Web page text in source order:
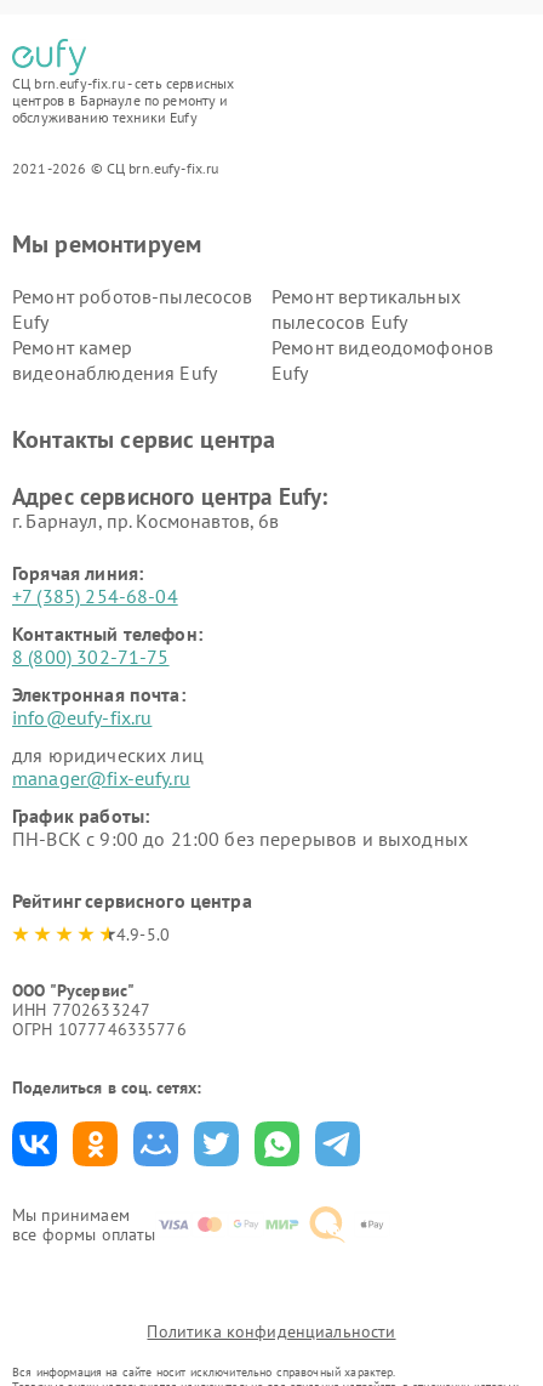
СЦ brn.eufy-fix.ru - сеть сервисных
центров в Барнауле по ремонту и
обслуживанию техники Eufy
2021-2026 © СЦ brn.eufy-fix.ru
Мы принимаем
все формы оплаты
Мы ремонтируем
Ремонт роботов-пылесосов
Eufy
Ремонт вертикальных
пылесосов Eufy
Ремонт камер
видеонаблюдения Eufy
Ремонт видеодомофонов
Eufy
Контакты сервис центра
Адрес сервисного центра Eufy:
г. Барнаул, ​пр. Космонавтов, 6в
Горячая линия:
+7 (385) 254-68-04
Контактный телефон:
8 (800) 302-71-75
Электронная почта:
info@eufy-fix.ru
для юридических лиц
manager@fix-eufy.ru
График работы:
ПН-ВСК с 9:00 до 21:00 без перерывов и выходных
Рейтинг сервисного центра
4.9-5.0
ООО "Русервис"
ИНН 7702633247
ОГРН 1077746335776
Поделиться в соц. сетях:
Политика конфиденциальности
Вся информация на сайте носит исключительно справочный характер.